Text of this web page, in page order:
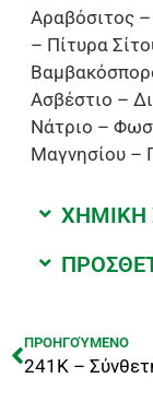
Αραβόσιτος –
– Πίτυρα
Ασβέστιο –
Νάτριο –
Μαγνησίου –
ΧΗΜΙΚΗ
ΠΡΟΗΓΟΎΜΕΝΟ